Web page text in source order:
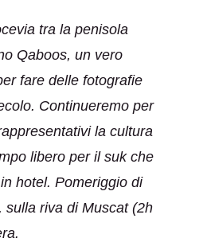
tra la penisola
Qaboos, un vero
fare delle fotografie
Continueremo per
la cultura
libero per il suk che
hotel. Pomeriggio di
sulla riva di Muscat (2h